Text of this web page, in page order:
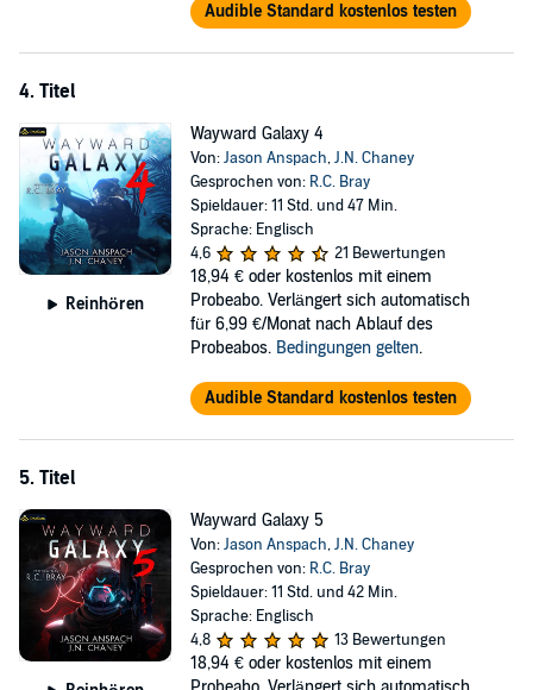
Audible Standard kostenlos testen
4. Titel
Reinhören
Wayward Galaxy 4
Von:Jason Anspach,J.N. Chaney
Gesprochen von: R.C. Bray
Spieldauer: 11 Std. und 47 Min.
Sprache: Englisch
4,6
21 Bewertungen
18,94 € oder kostenlos mit einem
Probeabo. Verlängert sich automatisch
für 6,99 €/Monat nach Ablauf des
Probeabos. Bedingungen gelten.
Audible Standard kostenlos testen
5. Titel
Wayward Galaxy 5
Von:Jason Anspach,J.N. Chaney
Gesprochen von: R.C. Bray
Spieldauer: 11 Std. und 42 Min.
Sprache: Englisch
4,8
13 Bewertungen
18,94 € oder kostenlos mit einem